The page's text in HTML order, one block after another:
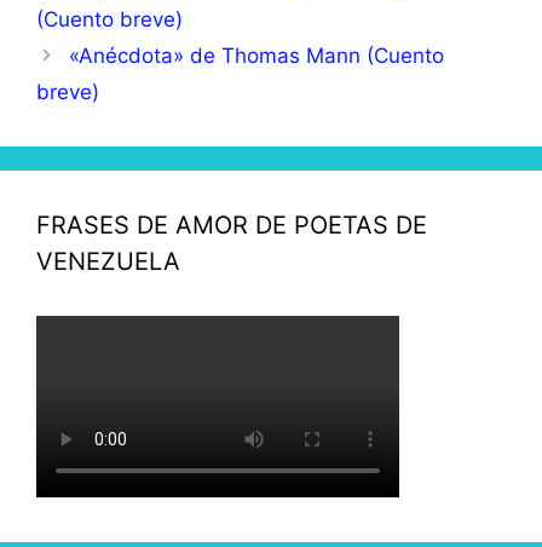
(Cuento breve)
«Anécdota» de Thomas Mann (Cuento
breve)
FRASES DE AMOR DE POETAS DE
VENEZUELA